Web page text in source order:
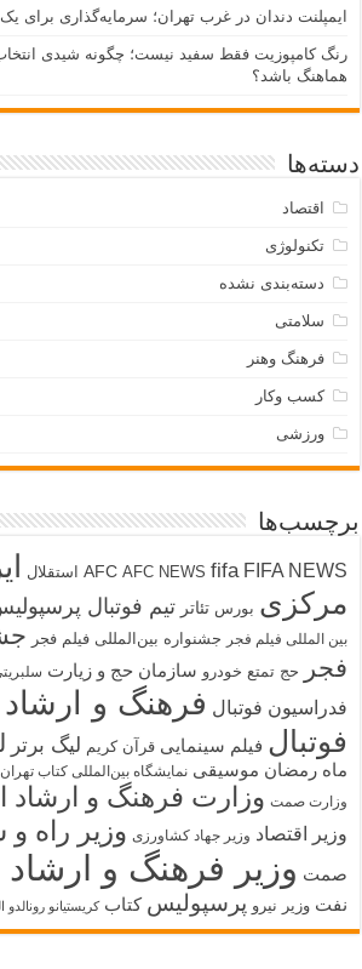
ایمپلنت دندان در غرب تهران؛ سرمایه‌گذاری برای یک
رنگ کامپوزیت فقط سفید نیست؛ چگونه شیدی
هماهنگ باشد؟
دسته‌ها
اقتصاد
تکنولوژی
دسته‌بندی نشده
سلامتی
فرهنگ وهنر
کسب وکار
ورزشی
برچسب‌ها
AFC AFC NEWS fifa FIFA NEWS استقلال
مرکزی بورس تئاتر تیم فوتبال
بین المللی فیلم فجر جشنواره بین‌المللی فیلم فجر
فجر
حج تمتع خودرو سازمان حج و زیارت
فدراسیون فوتبال فرهنگ و
فوتبال فیلم سینمایی قرآن کریم لیگ برتر
ماه رمضان موسیقی نمایشگاه بین‌المللی کتاب تهران
وزارت صمت وزارت فرهنگ و ارشاد
وزیر اقتصاد وزیر جهاد کشاورزی وزیر راه
صمت وزیر فرهنگ و
نفت وزیر نیرو پرسپولیس کتاب کریستیانو